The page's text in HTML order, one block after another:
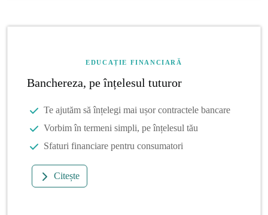
EDUCAȚIE FINANCIARĂ
Banchereza, pe înțelesul tuturor
Te ajutăm să înțelegi mai ușor contractele bancare
Vorbim în termeni simpli, pe înțelesul tău
Sfaturi financiare pentru consumatori
Citește